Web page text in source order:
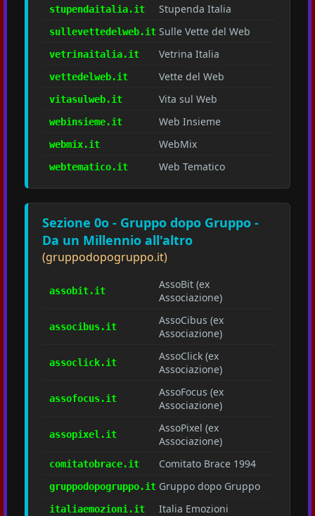
stupendaitalia.it Stupenda Italia
sullevettedelweb.it Sulle Vette del Web
vetrinaitalia.it Vetrina Italia
vettedelweb.it Vette del Web
vitasulweb.it Vita sul Web
webinsieme.it Web Insieme
webmix.it WebMix
webtematico.it Web Tematico
Sezione 0o - Gruppo dopo Gruppo -
Da un Millennio all'altro
(gruppodopogruppo.it)
assobit.it
AssoBit (ex
Associazione)
associbus.it
AssoCibus (ex
Associazione)
assoclick.it
AssoClick (ex
Associazione)
assofocus.it
AssoFocus (ex
Associazione)
assopixel.it
AssoPixel (ex
Associazione)
comitatobrace.it Comitato Brace 1994
gruppodopogruppo.it Gruppo dopo Gruppo
italiaemozioni.it Italia Emozioni